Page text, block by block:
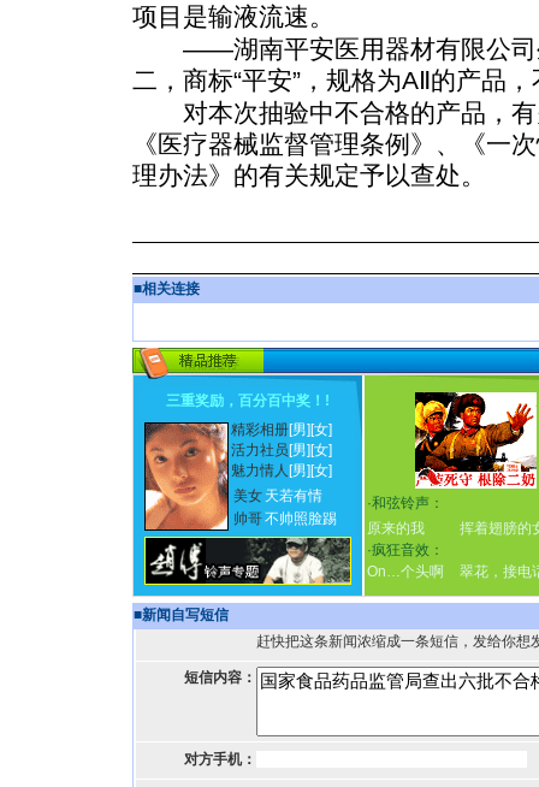
项目是输液流速。
——湖南平安医用器材有限公司
二，商标“平安”，规格为AⅡ的产品
对本次抽验中不合格的产品，有
《医疗器械监督管理条例》、《一
理办法》的有关规定予以查处。
■相关连接
三重奖励，百分百中奖！ !
精彩相册[男] [女]
活力社员 [男] [女]
魅力情人 [男] [女]
美女 天若有情
帅哥不帅照脸踢
·和弦铃声：
原来的我
挥着翅膀的
·疯狂音效：
On…个头啊
翠花，接
■新闻自写短信
赶快把这条新闻浓缩成一条短信，发给你想
短信内容：
对方手机：